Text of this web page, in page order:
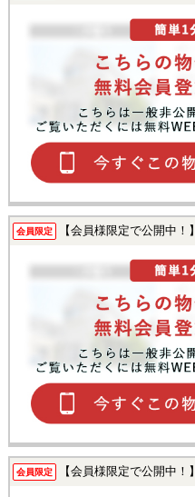
会員限定 【会員様限定で公開中！】
会員限定 【会員様限定で公開中！】